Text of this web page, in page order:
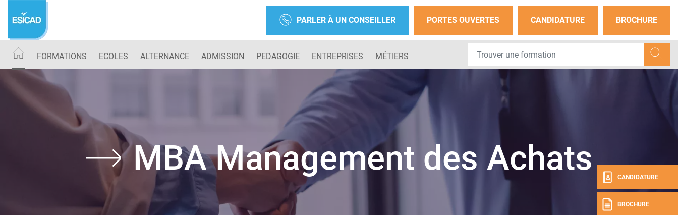
contenu
PARLER À UN CONSEILLER PORTES OUVERTES CANDIDATURE BROCHURE
FORMATIONS ECOLES ALTERNANCE ADMISSION PEDAGOGIE ENTREPRISES MÉTIERS
CANDIDATURE
BROCHURE
MBA Management des Achats